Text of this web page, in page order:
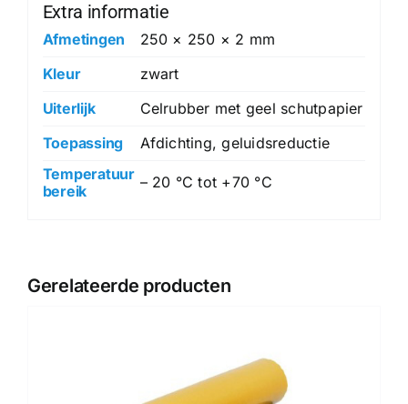
Extra informatie
Afmetingen
250 × 250 × 2 mm
Kleur
zwart
Uiterlijk
Celrubber met geel schutpapier
Toepassing
Afdichting, geluidsreductie
Temperatuur
bereik
– 20 °C tot +70 °C
Gerelateerde producten